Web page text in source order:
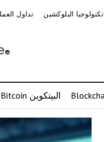
تكنولوجيا البلوكشين تداول
البيتكوين Bitcoin